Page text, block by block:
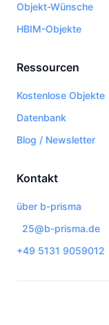
Objekt-Wünsche
HBIM-Objekte
Ressourcen
Kostenlose Objekte
Datenbank
Blog / Newsletter
Kontakt
über b-prisma
25@b-prisma.de
+49 5131 9059012